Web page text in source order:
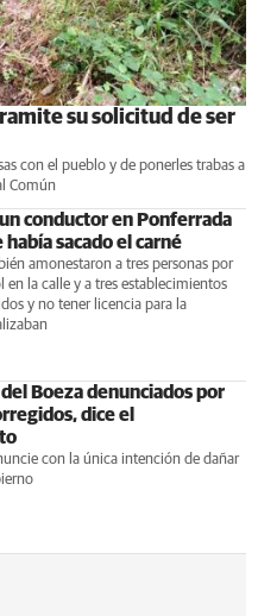
su solicitud de ser
con el pueblo y de ponerles trabas a
Común
conductor en Ponferrada
había sacado el carné
amonestaron a tres personas por
la calle y a tres establecimientos
y no tener licencia para la
Boeza denunciados por
dice el
con la única intención de dañar